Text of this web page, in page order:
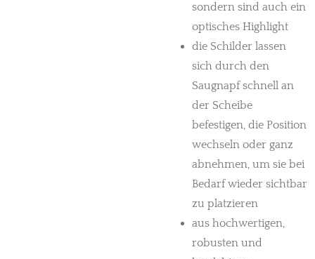
sondern sind auch ein
optisches Highlight
die Schilder lassen
sich durch den
Saugnapf schnell an
der Scheibe
befestigen, die Position
wechseln oder ganz
abnehmen, um sie bei
Bedarf wieder sichtbar
zu platzieren
aus hochwertigen,
robusten und